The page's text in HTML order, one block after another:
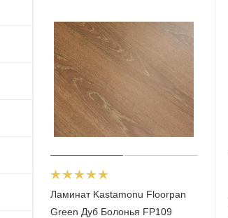
Ламинат Kastamonu Floorpan
Green Дуб Болонья FP109